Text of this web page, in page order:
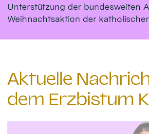
Unterstützung der bundesweiten
Weihnachtsaktion der
Aktuelle
dem Erzbistum